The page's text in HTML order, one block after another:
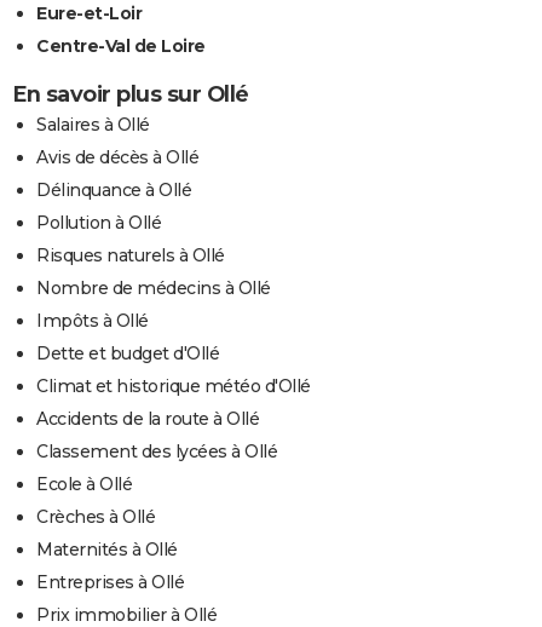
Eure-et-Loir
Centre-Val de Loire
En savoir plus sur Ollé
Salaires à Ollé
Avis de décès à Ollé
Délinquance à Ollé
Pollution à Ollé
Risques naturels à Ollé
Nombre de médecins à Ollé
Impôts à Ollé
Dette et budget d'Ollé
Climat et historique météo d'Ollé
Accidents de la route à Ollé
Classement des lycées à Ollé
Ecole à Ollé
Crèches à Ollé
Maternités à Ollé
Entreprises à Ollé
Prix immobilier à Ollé